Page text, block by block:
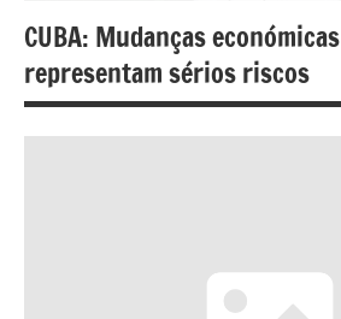
CUBA: Mudanças
representam sérios riscos